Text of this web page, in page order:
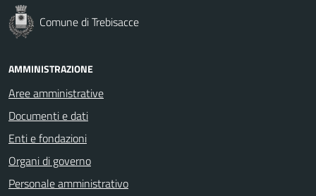
Comune di Trebisacce
AMMINISTRAZIONE
Aree amministrative
Documenti e dati
Enti e fondazioni
Organi di governo
Personale amministrativo